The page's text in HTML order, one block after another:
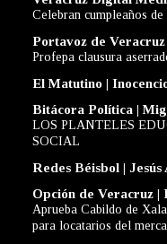
Celebran cumpleaños
Portavoz de
Profepa clausura
El Matutino |
Bitácora Política |
LOS PLANTELES
SOCIAL
Redes Béisbol |
Opción de Veracruz |
Aprueba Cabildo de
para locatarios del